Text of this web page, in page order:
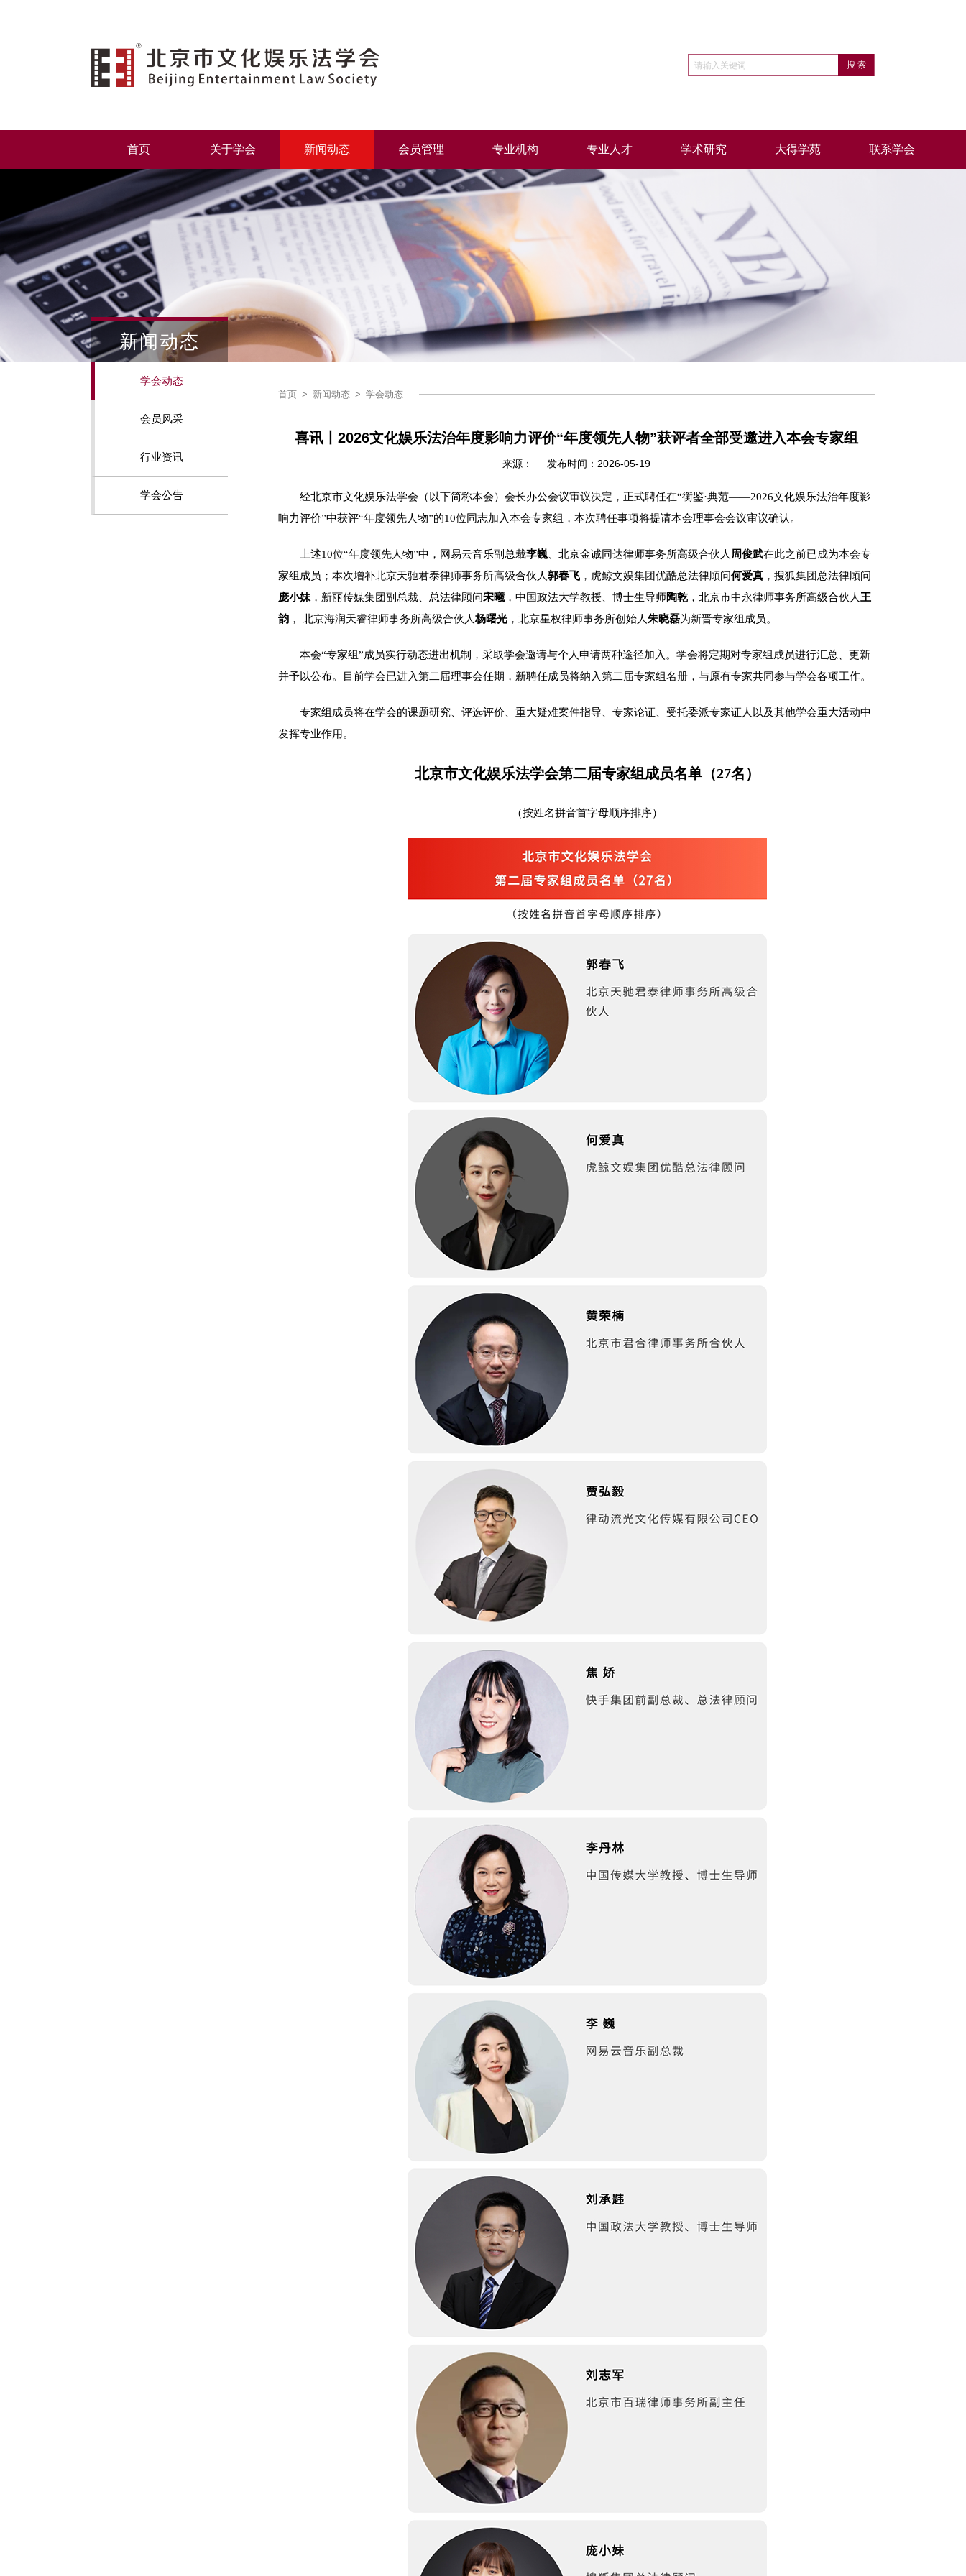
首页 关于学会 新闻动态 会员管理 专业机构 专业人才 学术研究 大得学苑 联系学会
新闻动态
学会动态
会员风采
行业资讯
学会公告
首页 > 新闻动态 > 学会动态